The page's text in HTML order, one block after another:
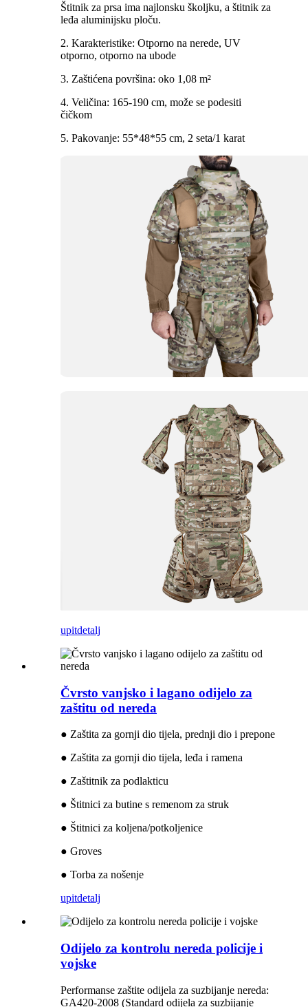
Štitnik za prsa ima najlonsku školjku, a štitnik za
leđa aluminijsku ploču.
2. Karakteristike: Otporno na nerede, UV
otporno, otporno na ubode
3. Zaštićena površina: oko 1,08 m²
4. Veličina: 165-190 cm, može se podesiti
čičkom
5. Pakovanje: 55*48*55 cm, 2 seta/1 karat
upitdetalj
Čvrsto vanjsko i lagano odijelo za
zaštitu od nereda
● Zaštita za gornji dio tijela, prednji dio i prepone
● Zaštita za gornji dio tijela, leđa i ramena
● Zaštitnik za podlakticu
● Štitnici za butine s remenom za struk
● Štitnici za koljena/potkoljenice
● Groves
● Torba za nošenje
upitdetalj
Odijelo za kontrolu nereda policije i
vojske
Performanse zaštite odijela za suzbijanje nereda:
GA420-2008 (Standard odijela za suzbijanje